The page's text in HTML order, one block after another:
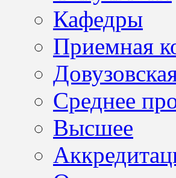
Кафедры
Приемная
Среднее
Высшее